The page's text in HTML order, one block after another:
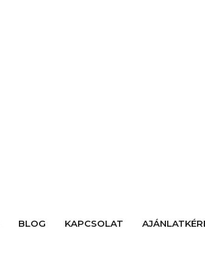
BLOG KAPCSOLAT